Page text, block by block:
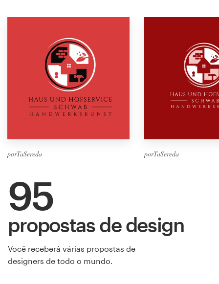
porTaSereda porTaSereda
95
propostas de design
Você receberá várias propostas de
designers de todo o mundo.